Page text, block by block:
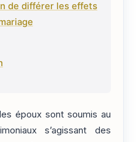
de différer les effets
époux sont soumis au
s’agissant des